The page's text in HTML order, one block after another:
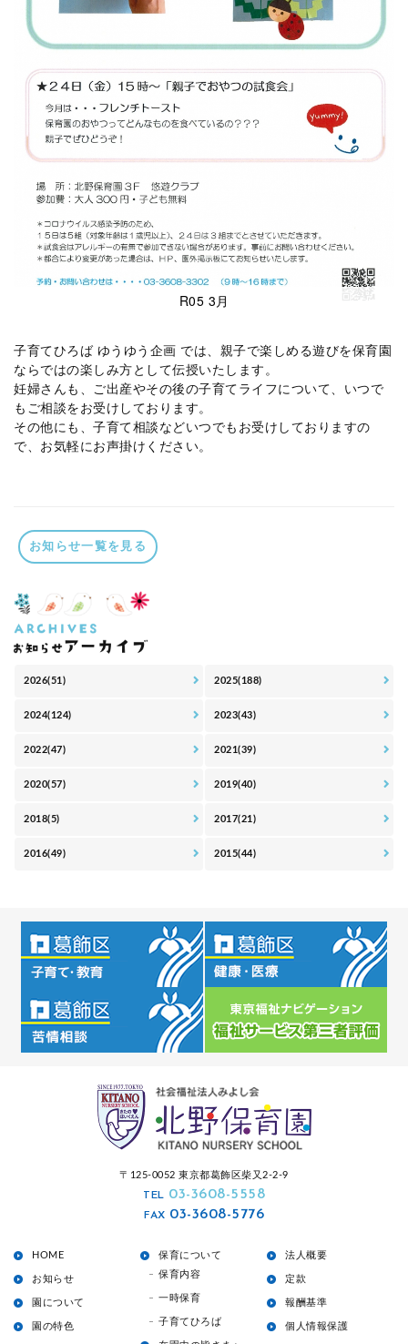
R05 3月
子育てひろば ゆうゆう企画 では、親子で楽しめる遊びを保育園
ならではの楽しみ方として伝授いたします。
妊婦さんも、ご出産やその後の子育てライフについて、いつで
もご相談をお受けしております。
その他にも、子育て相談などいつでもお受けしておりますの
で、お気軽にお声掛けください。
お知らせ一覧を見る
2026(51) 2025(188)
2024(124) 2023(43)
2022(47) 2021(39)
2020(57) 2019(40)
2018(5) 2017(21)
2016(49) 2015(44)
〒125-0052 東京都葛飾区柴又2-2-9
TEL 03-3608-5558
FAX 03-3608-5776
HOME
お知らせ
園について
園の特色
保育について
保育内容
一時保育
子育てひろば
法人概要
定款
報酬基準
個人情報保護